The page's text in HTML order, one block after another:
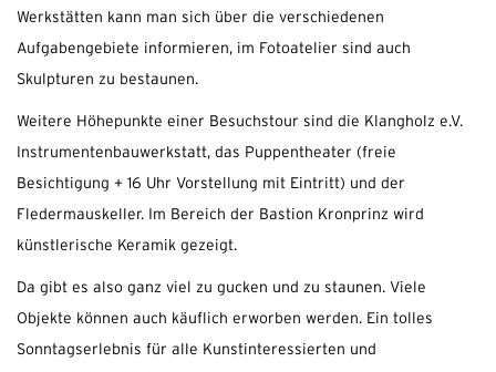
Werkstätten kann man sich über die verschiedenen
Aufgabengebiete informieren, im Fotoatelier sind auch
Skulpturen zu bestaunen.
Weitere Höhepunkte einer Besuchstour sind die Klangholz e.V.
Instrumentenbauwerkstatt, das Puppentheater (freie
Besichtigung + 16 Uhr Vorstellung mit Eintritt) und der
Fledermauskeller. Im Bereich der Bastion Kronprinz wird
künstlerische Keramik gezeigt.
Da gibt es also ganz viel zu gucken und zu staunen. Viele
Objekte können auch käuflich erworben werden. Ein tolles
Sonntagserlebnis für alle Kunstinteressierten und